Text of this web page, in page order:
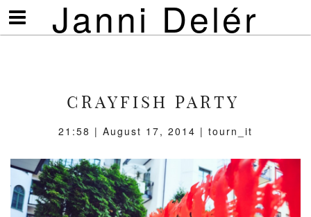
Janni Delér
Visa/göm
meny
CRAYFISH PARTY
21:58 | August 17, 2014 | tourn_it